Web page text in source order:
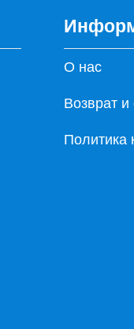
О нас
Возврат
Политика